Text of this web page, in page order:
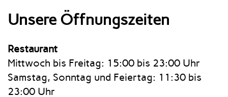
Unsere Öffnungszeiten
Restaurant
Mittwoch bis Freitag: 15:00 bis 23:00 Uhr
Samstag, Sonntag und Feiertag: 11:30 bis
23:00 Uhr